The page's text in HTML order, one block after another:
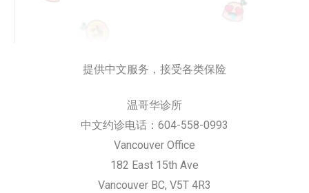
提供中文服务，接受各类保险
温哥华诊所
中文约诊电话：604-558-0993
Vancouver Office
182 East 15th Ave
Vancouver BC, V5T 4R3